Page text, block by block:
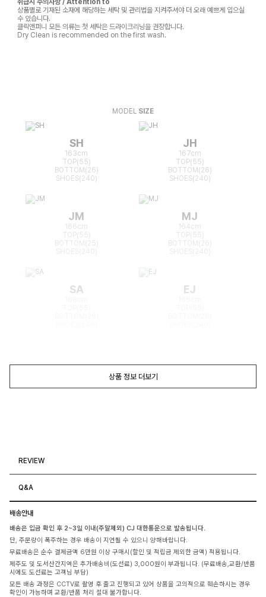
상품별로 기재된 소재에 해당하는 세탁 및 관리법을 지켜주셔야 더 오래 예쁘게 입으실
수 있습니다.
클릭앤퍼니 모든 의류는 첫 세탁은 드라이크리닝을 권장합니다.
Dry Clean is recommended on the first wash.
MODEL SIZE
SH
163cm
TOP(55)
BOTTOM(26)
SHOES(240)
JH
167cm
TOP(55)
BOTTOM(26)
SHOES(240)
JM
166cm
TOP(55)
BOTTOM(25)
MJ
164cm
TOP(55)
BOTTOM(26)
SA EJ
상품 정보 더보기
REVIEW
Q&A
배송안내
배송은 입금 확인 후 2~3일 이내(주말제외) CJ 대한통운으로 발송됩니다.
단, 주문량이 폭주하는 경우 배송이 지연될 수 있으니 양해바랍니다.
무료배송은 순수 결제금액 6만원 이상 구매시(할인 및 적립금 제외한 금액) 적용됩니다.
제주도 및 도서산간지역은 추가배송비(도선료) 3,000원이 부과됩니다. (무료배송,교환/반품
시에도 도선료는 고객님 부담)
모든 배송 과정은 CCTV로 촬영 후 출고 진행되고 있어 상품을 고의적으로 훼손하시는 경우
확인이 가능하며 교환/반품 처리 절대 불가합니다.